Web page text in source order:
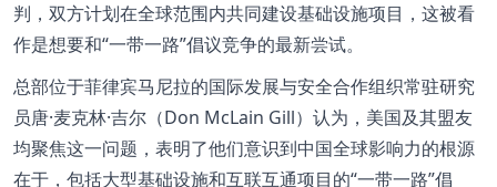
判，双方计划在全球范围内共同建设基础设施项目，这被看
作是想要和“一带一路”倡议竞争的最新尝试。
总部位于菲律宾马尼拉的国际发展与安全合作组织常驻研究
员唐·麦克林·吉尔（Don McLain Gill）认为，美国及其盟友
均聚焦这一问题，表明了他们意识到中国全球影响力的根源
在于，包括大型基础设施和互联互通项目的“一带一路”倡